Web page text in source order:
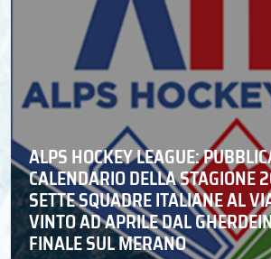
ALPS HOCKEY LEAGUE:
CALENDARIO DELLA STAGIONE
SETTE SQUADRE ITALIANE AL
VINTO AD APRILE DAL
FINALE SUL MERANO